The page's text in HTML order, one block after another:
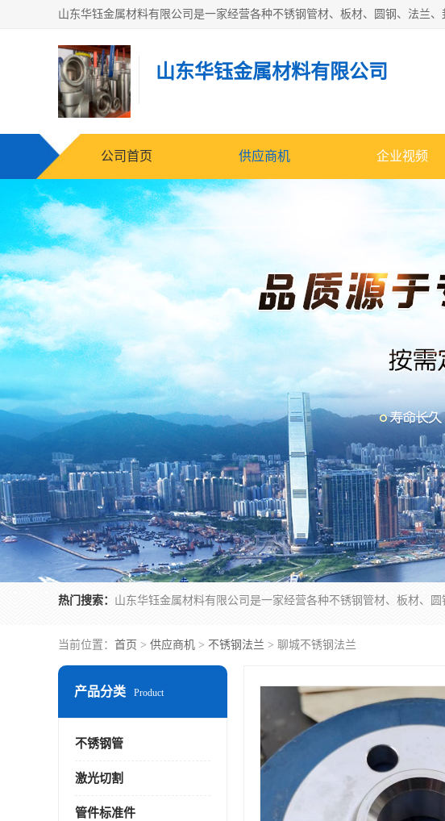
山东华钰金属材料有限公司
公司首页 供应商机 企业视频
热门搜索：
当前位置： 首页 > 供应商机 > 不锈钢法兰 > 聊城不锈钢法兰
产品分类 Product
不锈钢管
激光切割
管件标准件